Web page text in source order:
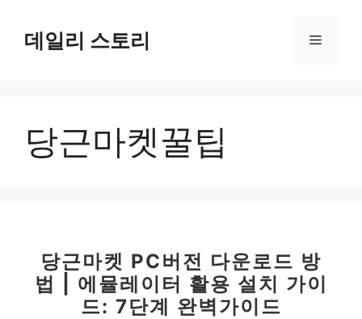
데일리 스토리 메
당근마켓꿀팁
당근마켓 PC버전 다운로드 방
법 | 에뮬레이터 활용 설치 가이
드: 7단계 완벽가이드